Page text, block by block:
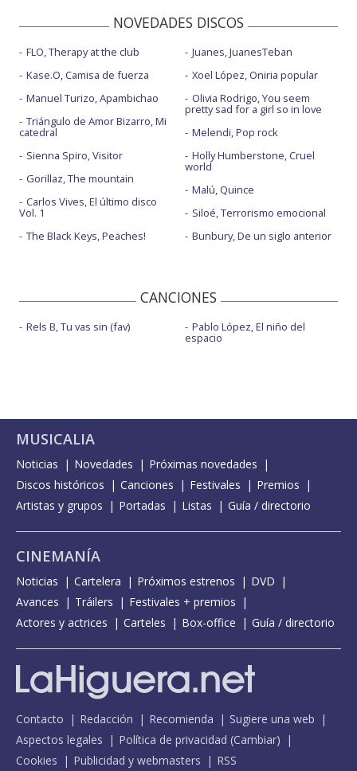
NOVEDADES DISCOS
FLO, Therapy at the club
Kase.O, Camisa de fuerza
Manuel Turizo, Apambichao
Triángulo de Amor Bizarro, Mi
catedral
Sienna Spiro, Visitor
Gorillaz, The mountain
Carlos Vives, El último disco
Vol. 1
The Black Keys, Peaches!
Juanes, JuanesTeban
Xoel López, Oniria popular
Olivia Rodrigo, You seem
pretty sad for a girl so in love
Melendi, Pop rock
Holly Humberstone, Cruel
world
Malú, Quince
Siloé, Terrorismo emocional
Bunbury, De un siglo anterior
CANCIONES
Rels B, Tu vas sin (fav) Pablo López, El niño del
espacio
MUSICALIA
Noticias Novedades
Próximas novedades
Discos históricos
Canciones Festivales
Premios
Artistas y grupos
Portadas Listas Guía / directorio
CINEMANÍA
Noticias Cartelera Próximos estrenos
DVD
Avances
Tráilers
Festivales + premios
Actores y actrices
Carteles Box-office Guía / directorio
Contacto Redacción Recomienda
Sugiere una web
Aspectos legales
Política de privacidad (Cambiar)
Cookies
Publicidad y webmasters RSS